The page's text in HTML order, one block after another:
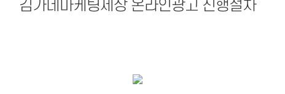
김가네마케팅세상 온라인광고 진행절차